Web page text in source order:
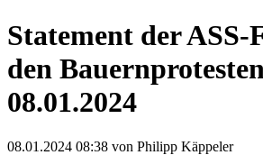
Statement der ASS-
den
08.01.2024
08.01.2024 08:38 von Philipp Käppeler